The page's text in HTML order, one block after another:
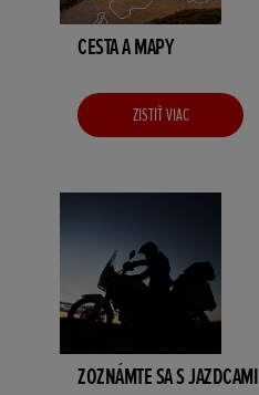
CESTA A MAPY
ZISTIŤ VIAC
ZOZNÁMTE SA S JAZDCAMI